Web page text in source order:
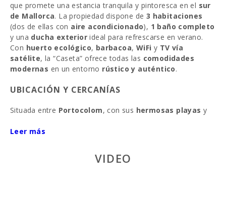
que promete una estancia tranquila y pintoresca en el sur
de Mallorca. La propiedad dispone de 3 habitaciones
(dos de ellas con aire acondicionado), 1 baño completo
y una ducha exterior ideal para refrescarse en verano.
Con huerto ecológico, barbacoa, WiFi y TV vía
satélite, la “Caseta” ofrece todas las comodidades
modernas en un entorno rústico y auténtico.
UBICACIÓN Y CERCANÍAS
Situada entre Portocolom, con sus hermosas playas y
puertoyCalonge
. A media hora en coche se encuentran
, con sus tiendas y servicios, además de
Leer más
VIDEO